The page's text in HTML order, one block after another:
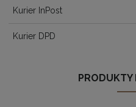
Kurier InPost
Kurier DPD